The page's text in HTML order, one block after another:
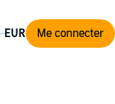
Me connecter